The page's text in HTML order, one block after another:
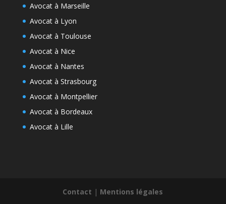
Avocat à Marseille
Avocat à Lyon
Avocat à Toulouse
Avocat à Nice
Avocat à Nantes
Avocat à Strasbourg
Avocat à Montpellier
Avocat à Bordeaux
Avocat à Lille
Contact | Mentions légales